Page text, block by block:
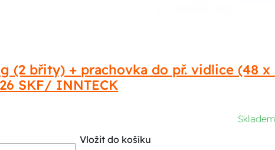
(2 břity) + prachovka do př. vidlice (48 x
SKF/ INNTECK
Vložit do košíku